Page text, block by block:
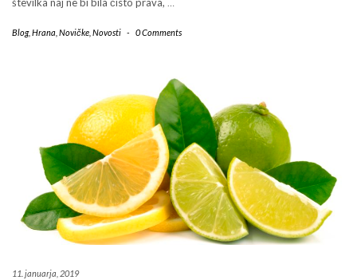
številka naj ne bi bila čisto prava, …
Blog, Hrana Novičke Novosti - 0 Comments
11. januarja, 2019